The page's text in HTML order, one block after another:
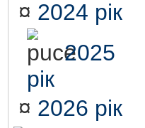
¤ 2024 рік
2025
рік
¤ 2026 рік